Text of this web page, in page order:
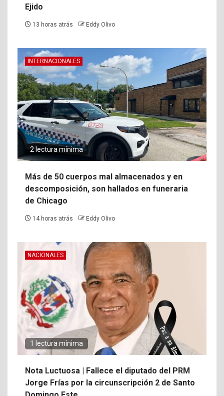
Ejido
13 horas atrás Eddy Olivo
INTERNACIONALES
2 lectura mínima
Más de 50 cuerpos mal almacenados y en
descomposición, son hallados en funeraria
de Chicago
14 horas atrás Eddy Olivo
NACIONALES
1 lectura mínima
Nota Luctuosa | Fallece el diputado del PRM
Jorge Frías por la circunscripción 2 de Santo